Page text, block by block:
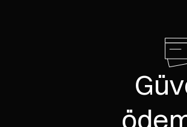
sanayileşme ve
Başlangıçta, ahşap
Gerçekleştirildiği
Günümüzde CRS
gösterirken aynı